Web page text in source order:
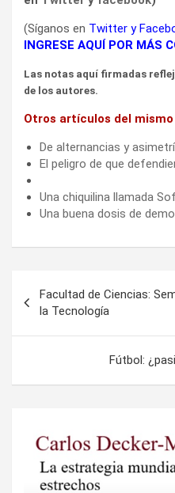
(Síganos en Twitter y
INGRESE AQUÍ POR MÁS
Las notas aquí firmadas
de los autores.
Otros artículos del
De alternancias y
El peligro de que
Una chiquilina llamada
Una buena dosis de
de
entradas
Facultad de Ciencias:
la Tecnología
Fútbol: